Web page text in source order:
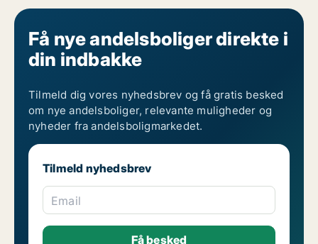
Få nye andelsboliger direkte i
din indbakke
Tilmeld dig vores nyhedsbrev og få gratis besked
om nye andelsboliger, relevante muligheder og
nyheder fra andelsboligmarkedet.
Tilmeld nyhedsbrev
Email